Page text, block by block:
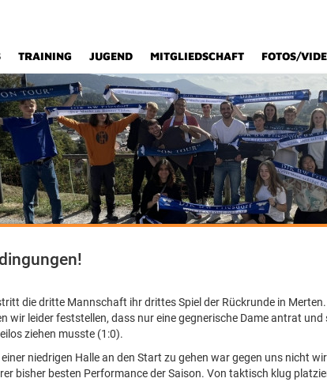
TRAINING JUGEND MITGLIEDSCHAFT FOTOS/
die dritte Mannschaft ihr drittes Spiel der Rückrunde in Merten.
wir leider feststellen, dass nur eine gegnerische Dame antrat und
ziehen musste (1:0).
niedrigen Halle an den Start zu gehen war gegen uns nicht
bisher besten Performance der Saison. Von taktisch klug